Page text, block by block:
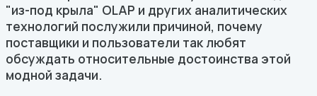
"из-под крыла" OLAP и других аналитических
технологий послужили причиной, почему
поставщики и пользователи так любят
обсуждать относительные достоинства этой
модной задачи.